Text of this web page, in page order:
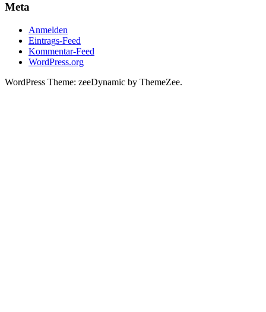
Meta
Anmelden
Eintrags-Feed
Kommentar-Feed
WordPress.org
WordPress Theme: zeeDynamic by ThemeZee.